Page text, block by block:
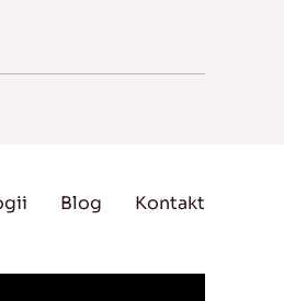
Blog Kontakt